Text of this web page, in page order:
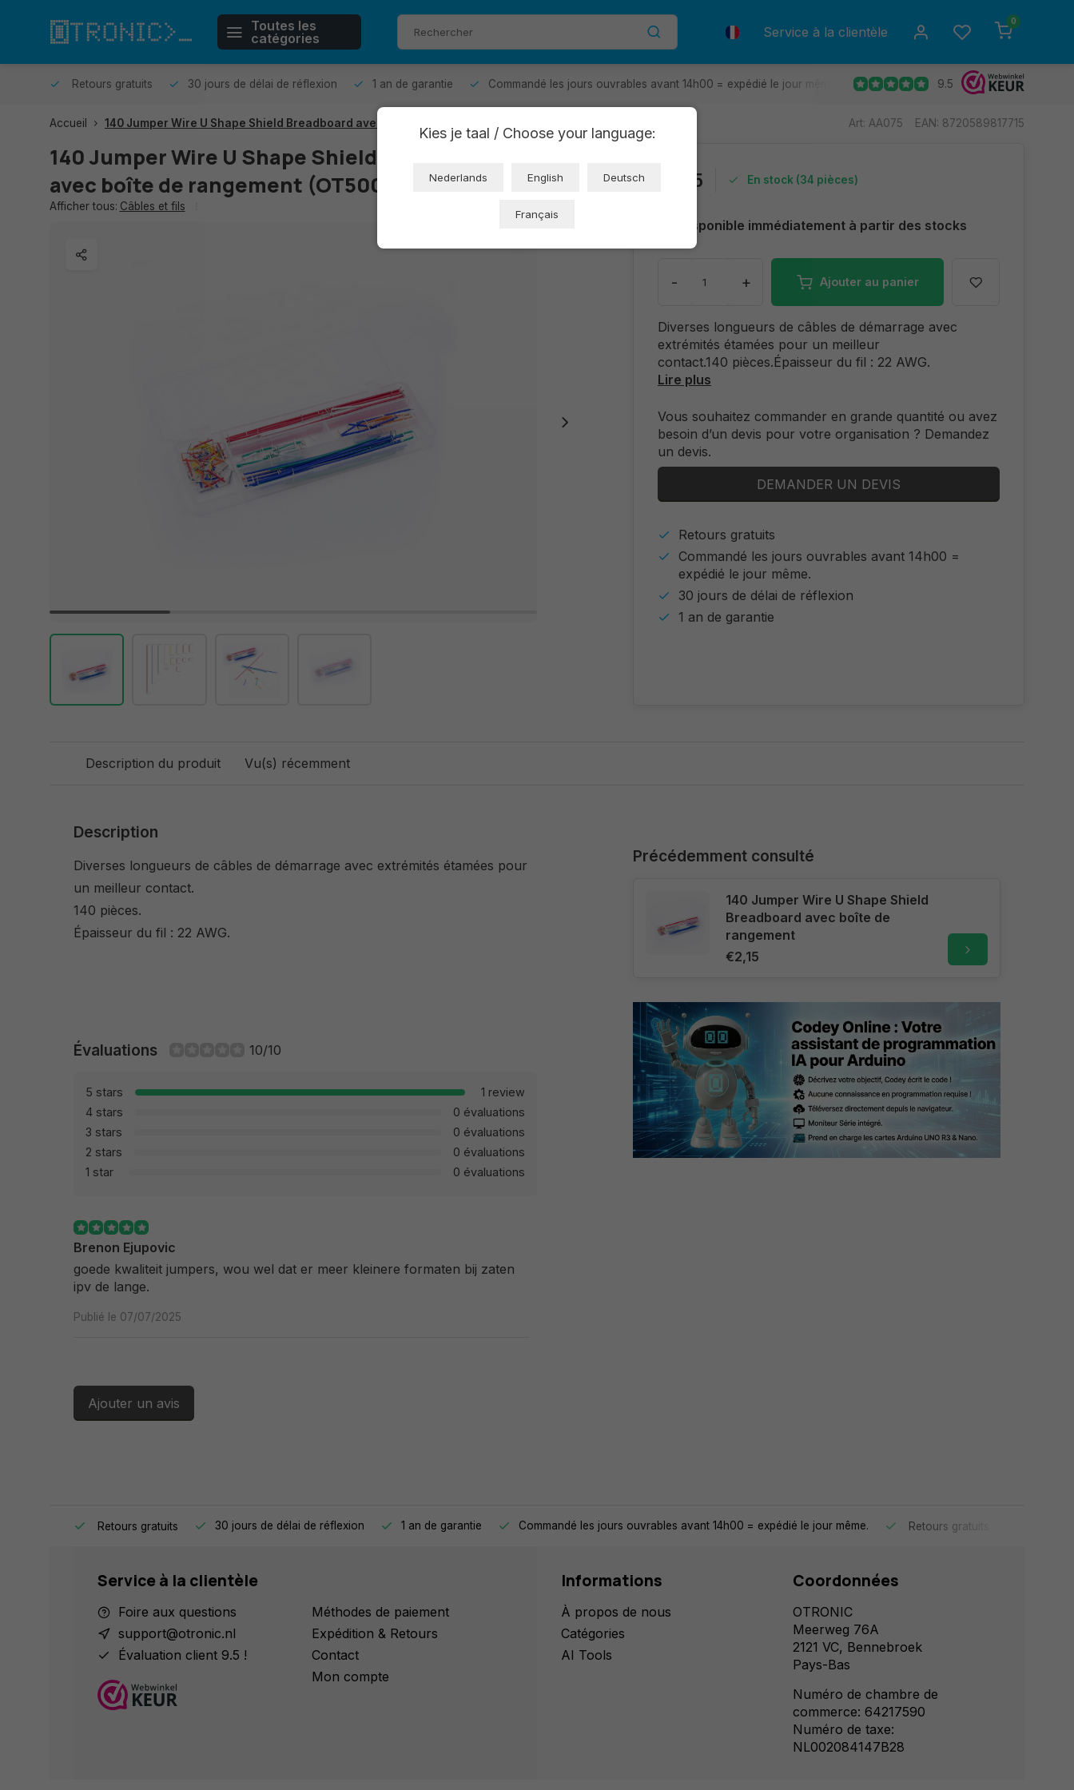
Toutes les
catégories
Service à la clientèle
0
Retours gratuits 30 jours de délai de réflexion 1 an de garantie Commandé les jours ouvrables avant 14h00 = expédié le jour même. Retours gratuits 30 jours de
9.5
Accueil 140 Jumper Wire U Shape Shield Breadboard avec boîte de rangement Art: AA075 EAN: 8720589817715
140 Jumper Wire U Shape Shield Breadboard
avec boîte de rangement (OT5005)
Afficher tous: Câbles et fils
€2,15 En stock (34 pièces)
Disponible immédiatement à partir des stocks
- + Ajouter au panier
Diverses longueurs de câbles de démarrage avec
extrémités étamées pour un meilleur
contact.140 pièces.Épaisseur du fil : 22 AWG.
Lire plus
Vous souhaitez commander en grande quantité ou avez
besoin d’un devis pour votre organisation ? Demandez
un devis.
DEMANDER UN DEVIS
Retours gratuits
Commandé les jours ouvrables avant 14h00 =
expédié le jour même.
30 jours de délai de réflexion
1 an de garantie
Description du produit Vu(s) récemment
Description
Diverses longueurs de câbles de démarrage avec extrémités étamées pour
un meilleur contact.
140 pièces.
Épaisseur du fil : 22 AWG.
Évaluations 10/10
5 stars
1 review
4 stars
0 évaluations
3 stars
0 évaluations
2 stars
0 évaluations
1 star
0 évaluations
Brenon Ejupovic
goede kwaliteit jumpers, wou wel dat er meer kleinere formaten bij zaten
ipv de lange.
Publié le 07/07/2025
Ajouter un avis
Précédemment consulté
140 Jumper Wire U Shape Shield
Breadboard avec boîte de
rangement
€2,15
Kies je taal / Choose your language:
Nederlands English Deutsch
Français
Retours gratuits 30 jours de délai de réflexion 1 an de garantie Commandé les jours ouvrables avant 14h00 = expédié le jour même. Retours gratuits
Service à la clientèle
Foire aux questions
support@otronic.nl
Évaluation client 9.5 !
Méthodes de paiement
Expédition & Retours
Contact
Mon compte
Informations
À propos de nous
Catégories
AI Tools
Coordonnées
OTRONIC
Meerweg 76A
2121 VC, Bennebroek
Pays-Bas
Numéro de chambre de
commerce: 64217590
Numéro de taxe:
NL002084147B28